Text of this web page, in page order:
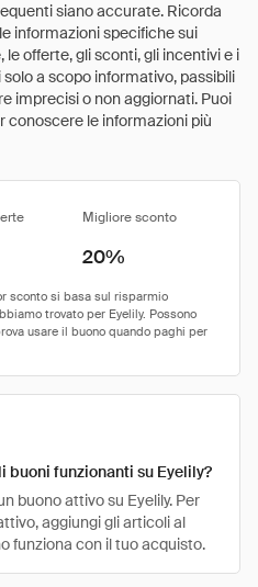
siano accurate. Ricorda
informazioni specifiche sui
offerte, gli sconti, gli incentivi e i
a scopo informativo, passibili
imprecisi o non aggiornati. Puoi
conoscere le informazioni più
Migliore sconto
20%
buoni funzionanti su Eyelily?
buono attivo su Eyelily. Per
aggiungi gli articoli al
funziona con il tuo acquisto.